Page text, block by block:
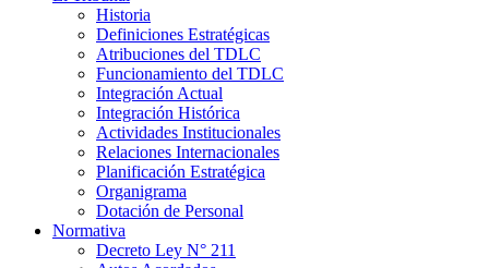
Historia
Definiciones Estratégicas
Atribuciones del TDLC
Funcionamiento del TDLC
Integración Actual
Integración Histórica
Actividades Institucionales
Relaciones Internacionales
Planificación Estratégica
Organigrama
Dotación de Personal
Normativa
Decreto Ley N° 211